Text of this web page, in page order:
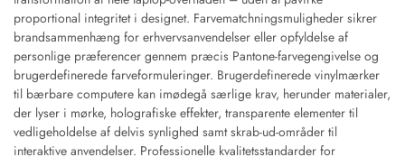
proportional integritet i designet. Farvematchningsmuligheder sikrer
brandsammenhæng for erhvervsanvendelser eller opfyldelse af
personlige præferencer gennem præcis Pantone-farvegengivelse og
brugerdefinerede farveformuleringer. Brugerdefinerede vinylmærker
til bærbare computere kan imødegå særlige krav, herunder materialer,
der lyser i mørke, holografiske effekter, transparente elementer til
vedligeholdelse af delvis synlighed samt skrab-ud-områder til
interaktive anvendelser. Professionelle kvalitetsstandarder for